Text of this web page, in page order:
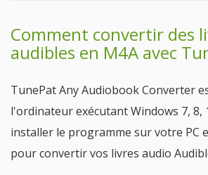
Comment convertir des
audibles en M4A avec
TunePat Any Audiobook Converter
l'ordinateur exécutant Windows 7, 8,
installer le programme sur votre PC
pour convertir vos livres audio